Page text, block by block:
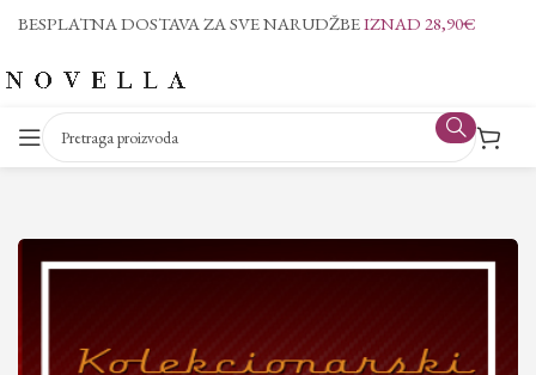
BESPLATNA DOSTAVA ZA SVE NARUDŽBEIZNAD 28,90€